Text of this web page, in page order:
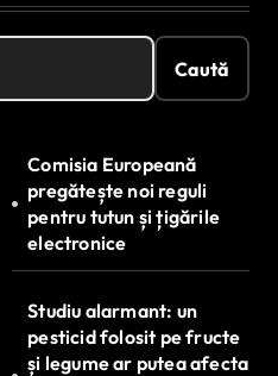
Caută
Comisia Europeană
pregătește noi reguli
pentru tutun și țigările
electronice
Studiu alarmant: un
pesticid folosit pe fructe
și legume ar putea afecta